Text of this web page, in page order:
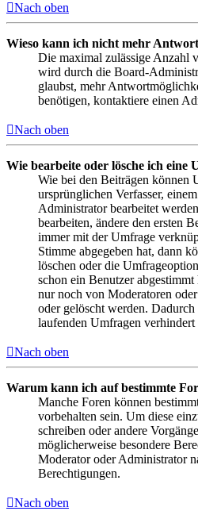
Nach oben
Wieso kann ich nicht mehr
Die maximal zulässige Anzahl
wird durch die Board-
glaubst, mehr
benötigen, kontaktiere einen
Nach oben
Wie bearbeite oder lösche ich eine
Wie bei den Beiträgen können
ursprünglichen Verfasser,
Administrator bearbeitet
bearbeiten, ändere den ersten
immer mit der Umfrage
Stimme abgegeben hat, dann
löschen oder die
schon ein Benutzer
nur noch von Moderatoren
oder gelöscht werden.
laufenden Umfragen verhindert
Nach oben
Warum kann ich auf bestimmte
Manche Foren können
vorbehalten sein. Um diese
schreiben oder andere
möglicherweise besondere
Moderator oder Administrator
Berechtigungen.
Nach oben